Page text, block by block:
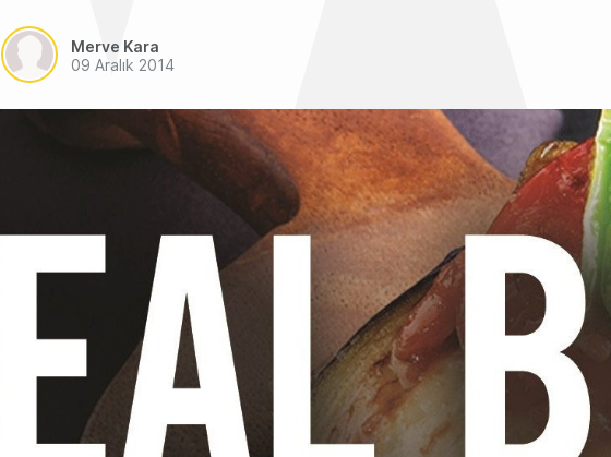
Merve Kara
09 Aralık 2014